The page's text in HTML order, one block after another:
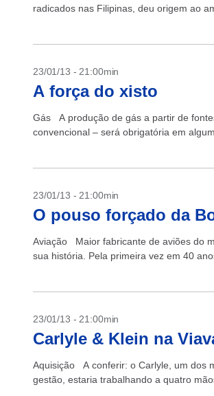
radicados nas Filipinas, deu origem ao
23/01/13 - 21:00min
A força do xisto
Gás A produção de gás a partir de
convencional – será obrigatória em
23/01/13 - 21:00min
O pouso forçado da
Aviação Maior fabricante de aviões do
sua história. Pela primeira vez em 40
23/01/13 - 21:00min
Carlyle & Klein na
Aquisição A conferir: o Carlyle, um dos
gestão, estaria trabalhando a quatro